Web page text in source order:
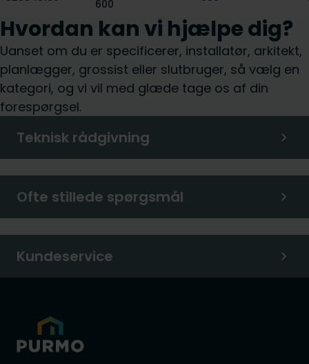
600
Hvordan kan vi hjælpe dig?
Uanset om du er specificerer, installatør, arkitekt,
planlægger, grossist eller slutbruger, så vælg en
kategori, og vi vil med glæde tage os af din
forespørgsel.
Teknisk rådgivning
Ofte stillede spørgsmål
Kundeservice